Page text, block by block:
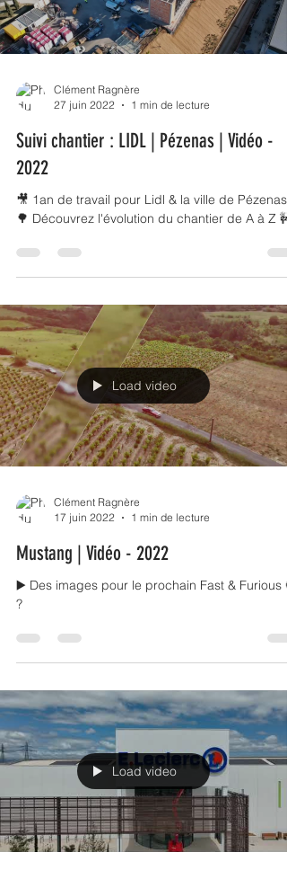
Load video
27 juin 2022
1 min de lecture
Suivi chantier : LIDL | Pézenas | Vidéo -
2022
🌳 Découvrez l'évolution du chantier de A à Z 🚧
Load video
17 juin 2022
1 min de lecture
Mustang | Vidéo - 2022
?
Load video